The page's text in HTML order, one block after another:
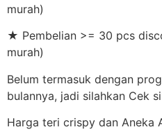
murah)
★ Pembelian >= 30 pcs
murah)
Belum termasuk dengan
bulannya, jadi silahkan Cek
Harga teri crispy dan Aneka